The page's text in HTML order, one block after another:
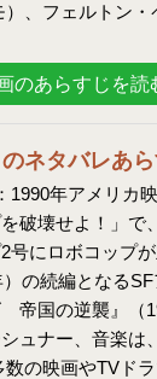
、フェルトン
のあらすじを読
のネタバレあ
1990年アメリカ
破壊せよ！」で
号にロボコップ
の続編となる
帝国の逆襲』（
ュナー、音楽は
の映画やTVド